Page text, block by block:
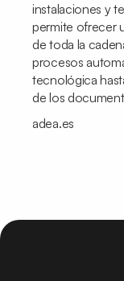
instalaciones y
permite ofrecer
de toda la
procesos
tecnológica
de los
adea.es